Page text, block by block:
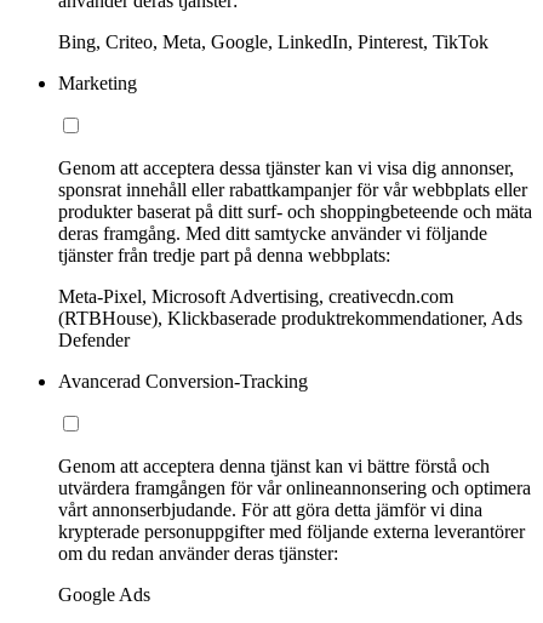
Bing, Criteo, Meta, Google, LinkedIn, Pinterest, TikTok
Marketing
Genom att acceptera dessa tjänster kan vi visa dig annonser,
sponsrat innehåll eller rabattkampanjer för vår webbplats eller
produkter baserat på ditt surf- och shoppingbeteende och mäta
deras framgång. Med ditt samtycke använder vi följande
tjänster från tredje part på denna webbplats:
Meta-Pixel, Microsoft Advertising, creativecdn.com
(RTBHouse), Klickbaserade produktrekommendationer, Ads
Defender
Avancerad Conversion-Tracking
Genom att acceptera denna tjänst kan vi bättre förstå och
utvärdera framgången för vår onlineannonsering och optimera
vårt annonserbjudande. För att göra detta jämför vi dina
krypterade personuppgifter med följande externa leverantörer
om du redan använder deras tjänster:
Google Ads